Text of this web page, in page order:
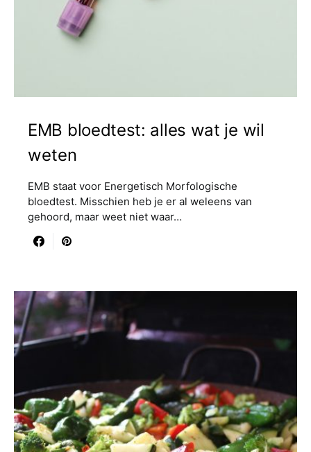
EMB bloedtest: alles wat je wil
weten
EMB staat voor Energetisch Morfologische
bloedtest. Misschien heb je er al weleens van
gehoord, maar weet niet waar…